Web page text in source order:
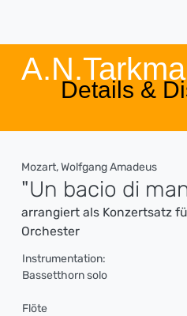
Details &
Mozart, Wolfgang Amadeus
"Un bacio di
arrangiert als Konzertsatz
Orchester
Instrumentation:
Bassetthorn solo
Flöte